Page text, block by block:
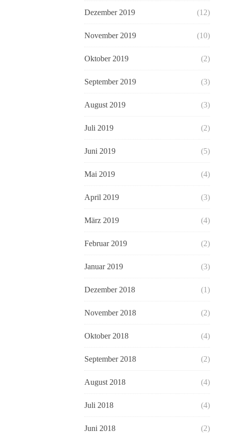
Dezember 2019 (12)
November 2019 (10)
Oktober 2019 (2)
September 2019 (3)
August 2019 (3)
Juli 2019 (2)
Juni 2019 (5)
Mai 2019 (4)
April 2019 (3)
März 2019 (4)
Februar 2019 (2)
Januar 2019 (3)
Dezember 2018 (1)
November 2018 (2)
Oktober 2018 (4)
September 2018 (2)
August 2018 (4)
Juli 2018 (4)
Juni 2018 (2)